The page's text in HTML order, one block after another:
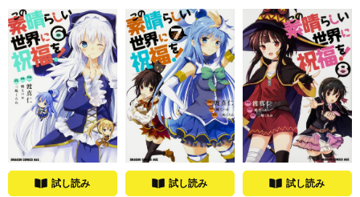
試し読み 試し読み 試し読み